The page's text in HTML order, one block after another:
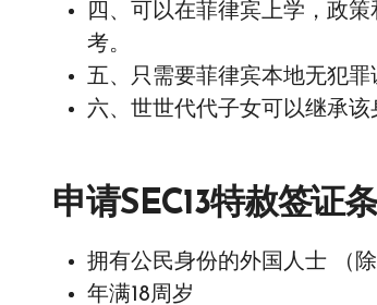
四、可以在菲律宾上学，政
考。
五、只需要菲律宾本地无犯罪
六、世世代代子女可以继承该
申请SEC13特赦签证
拥有公民身份的外国人士 （除
年满18周岁